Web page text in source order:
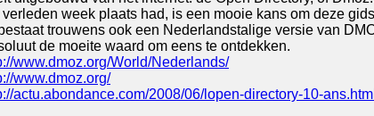
week plaats had, is een mooie kans om deze
trouwens ook een Nederlandstalige versie van
de moeite waard om eens te ontdekken.
www.dmoz.org/World/Nederlands/
www.dmoz.org/
actu.abondance.com/2008/06/lopen-directory-10-ans.html